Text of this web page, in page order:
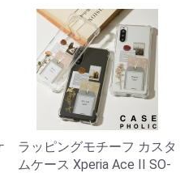
ラッピングモチーフ カスタ
ムケース Xperia Ace II SO-